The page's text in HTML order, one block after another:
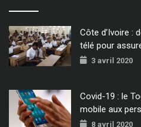
Côte d’Ivoire :
télé pour
3 avril 2020
Covid-19 : le
mobile aux
8 avril 2020